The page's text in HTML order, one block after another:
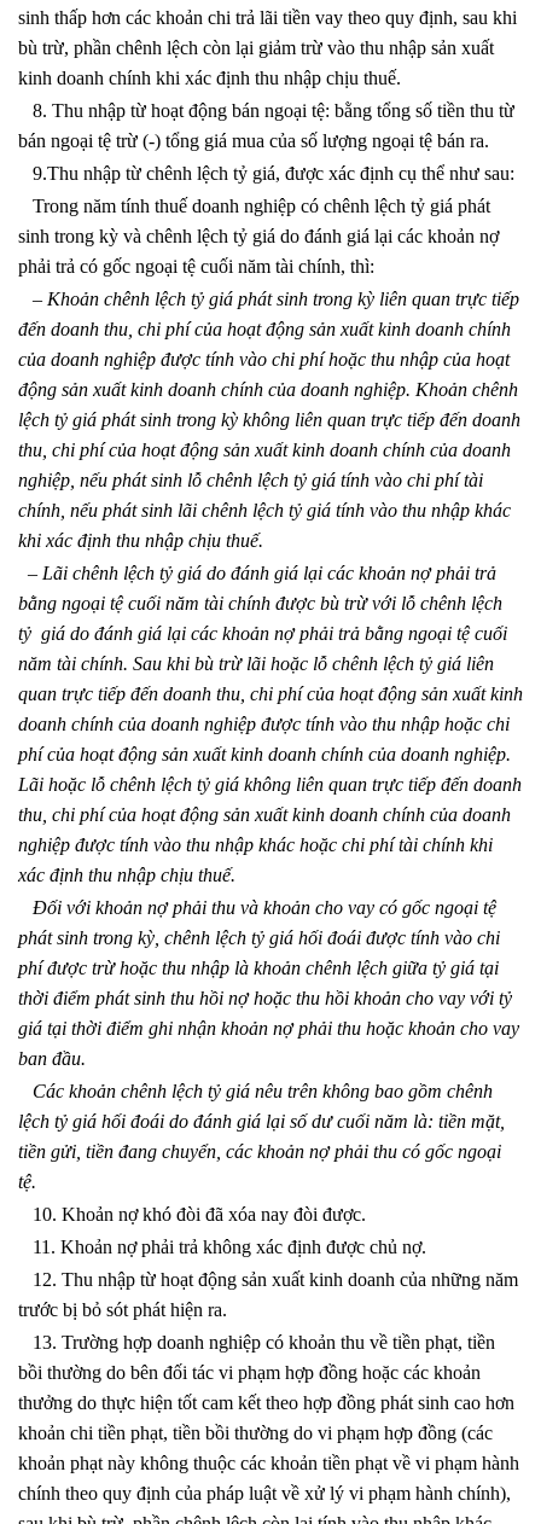
sinh thấp hơn các khoản chi trả lãi tiền vay theo quy định, sau khi
bù trừ, phần chênh lệch còn lại giảm trừ vào thu nhập sản xuất
kinh doanh chính khi xác định thu nhập chịu thuế.
8. Thu nhập từ hoạt động bán ngoại tệ: bằng tổng số tiền thu từ
bán ngoại tệ trừ (-) tổng giá mua của số lượng ngoại tệ bán ra.
9.Thu nhập từ chênh lệch tỷ giá, được xác định cụ thể như sau:
Trong năm tính thuế doanh nghiệp có chênh lệch tỷ giá phát
sinh trong kỳ và chênh lệch tỷ giá do đánh giá lại các khoản nợ
phải trả có gốc ngoại tệ cuối năm tài chính, thì:
– Khoản chênh lệch tỷ giá phát sinh trong kỳ liên quan trực tiếp
đến doanh thu, chi phí của hoạt động sản xuất kinh doanh chính
của doanh nghiệp được tính vào chi phí hoặc thu nhập của hoạt
động sản xuất kinh doanh chính của doanh nghiệp. Khoản chênh
lệch tỷ giá phát sinh trong kỳ không liên quan trực tiếp đến doanh
thu, chi phí của hoạt động sản xuất kinh doanh chính của doanh
nghiệp, nếu phát sinh lỗ chênh lệch tỷ giá tính vào chi phí tài
chính, nếu phát sinh lãi chênh lệch tỷ giá tính vào thu nhập khác
khi xác định thu nhập chịu thuế.
– Lãi chênh lệch tỷ giá do đánh giá lại các khoản nợ phải trả
bằng ngoại tệ cuối năm tài chính được bù trừ với lỗ chênh lệch
tỷ giá do đánh giá lại các khoản nợ phải trả bằng ngoại tệ cuối
năm tài chính. Sau khi bù trừ lãi hoặc lỗ chênh lệch tỷ giá liên
quan trực tiếp đến doanh thu, chi phí của hoạt động sản xuất kinh
doanh chính của doanh nghiệp được tính vào thu nhập hoặc chi
phí của hoạt động sản xuất kinh doanh chính của doanh nghiệp.
Lãi hoặc lỗ chênh lệch tỷ giá không liên quan trực tiếp đến doanh
thu, chi phí của hoạt động sản xuất kinh doanh chính của doanh
nghiệp được tính vào thu nhập khác hoặc chi phí tài chính khi
xác định thu nhập chịu thuế.
Đối với khoản nợ phải thu và khoản cho vay có gốc ngoại tệ
phát sinh trong kỳ, chênh lệch tỷ giá hối đoái được tính vào chi
phí được trừ hoặc thu nhập là khoản chênh lệch giữa tỷ giá tại
thời điểm phát sinh thu hồi nợ hoặc thu hồi khoản cho vay với tỷ
giá tại thời điểm ghi nhận khoản nợ phải thu hoặc khoản cho vay
ban đầu.
Các khoản chênh lệch tỷ giá nêu trên không bao gồm chênh
lệch tỷ giá hối đoái do đánh giá lại số dư cuối năm là: tiền mặt,
tiền gửi, tiền đang chuyển, các khoản nợ phải thu có gốc ngoại
tệ.
10. Khoản nợ khó đòi đã xóa nay đòi được.
11. Khoản nợ phải trả không xác định được chủ nợ.
12. Thu nhập từ hoạt động sản xuất kinh doanh của những năm
trước bị bỏ sót phát hiện ra.
13. Trường hợp doanh nghiệp có khoản thu về tiền phạt, tiền
bồi thường do bên đối tác vi phạm hợp đồng hoặc các khoản
thưởng do thực hiện tốt cam kết theo hợp đồng phát sinh cao hơn
khoản chi tiền phạt, tiền bồi thường do vi phạm hợp đồng (các
khoản phạt này không thuộc các khoản tiền phạt về vi phạm hành
chính theo quy định của pháp luật về xử lý vi phạm hành chính),